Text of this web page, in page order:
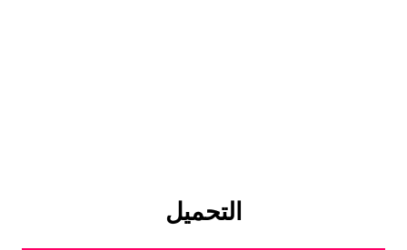
التحميل